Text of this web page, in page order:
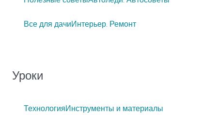
Все для дачиИнтерьер. Ремонт
Уроки
ТехнологияИнструменты и материалы